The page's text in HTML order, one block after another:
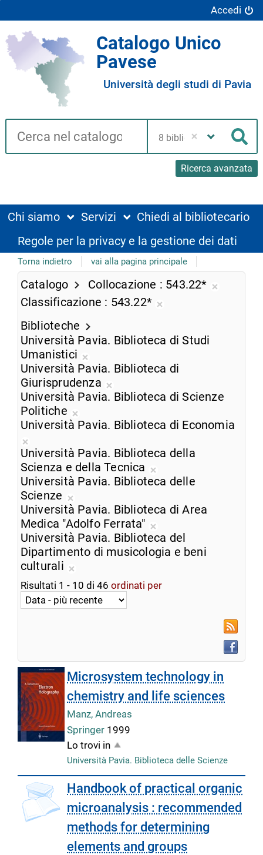
Accedi
Catalogo Unico
Pavese
Università degli studi di Pavia
Cerca su "Catalogo"
Ricerca avanzata
biblioteca
Chi siamo Servizi
Chiedi al bibliotecario
Regole per la privacy e la gestione dei dati
Torna indietro vai alla pagina principale
Catalogo Collocazione
543.22*
Classificazione
543.22*
ricerca
Biblioteche
Università Pavia. Biblioteca di Studi
Umanistici
Rimuovi
dalla
ricerca
Università Pavia. Biblioteca di
Giurisprudenza
Rimuovi
ricerca
Università Pavia. Biblioteca di Scienze
Politiche
Rimuovi
ricerca
corrente
Università Pavia. Biblioteca di Economia
Rimuovi
dalla
ricerca
corrente
Università Pavia. Biblioteca della
Scienza e della Tecnica
Rimuovi
ricerca
corrente
Università Pavia. Biblioteca delle
Scienze
Rimuovi
dalla
ricerca
corrente
Università Pavia. Biblioteca di Area
Medica "Adolfo Ferrata"
Rimuovi
dalla
Università Pavia. Biblioteca del
Dipartimento di musicologia e beni
culturali
Rimuovi
dalla
ricerca
Risultati 1 - 10 di 46 ordinati per
RSS
Microsystem technology in
chemistry and life sciences
Manz, Andreas
Springer 1999
Lo trovi in
Università Pavia. Biblioteca delle Scienze
Handbook of practical organic
microanalysis : recommended
methods for determining
elements and groups